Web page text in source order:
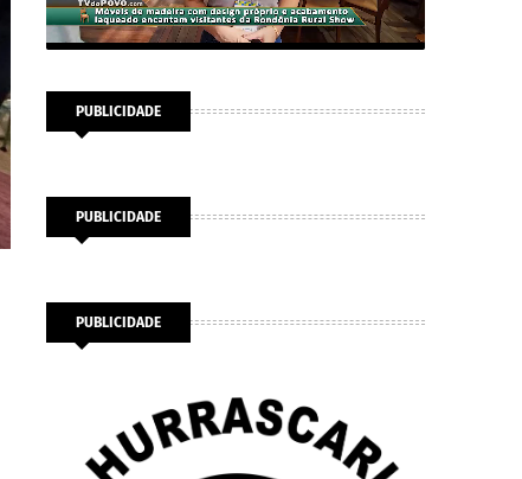
PUBLICIDADE
PUBLICIDADE
PUBLICIDADE